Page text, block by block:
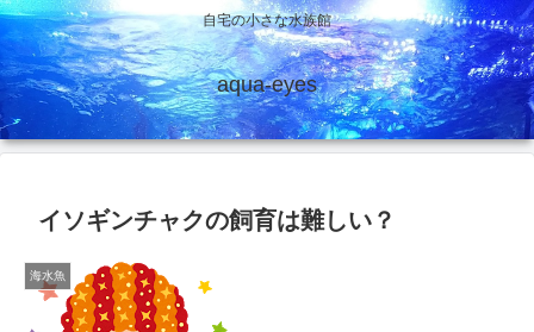
自宅の小さな水族館
aqua-eyes
イソギンチャクの飼育は難しい？
海水魚